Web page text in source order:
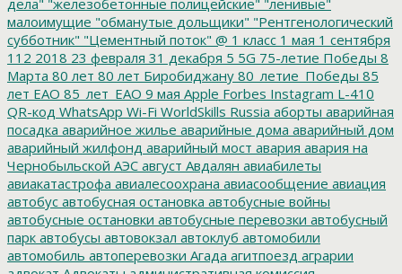
малоимущие "обманутые дольщики" "Рентгенологический
субботник" "Цементный поток" @ 1 класс 1 мая 1 сентября
112 2018 23 февраля 31 декабря 5 5G 75-летие Победы 8
Марта 80 лет 80 лет Биробиджану 80_летие_Победы 85
лет ЕАО 85_лет_ЕАО 9 мая Apple Forbes Instagram L-410
QR-код WhatsApp Wi-Fi WorldSkills Russia аборты аварийная
посадка аварийное жилье аварийные дома аварийный дом
аварийный жилфонд аварийный мост авария авария на
Чернобыльской АЭС август Авдалян авиабилеты
авиакатастрофа авиалесоохрана авиасообщение авиация
автобус автобусная остановка автобусные войны
автобусные остановки автобусные перевозки автобусный
парк автобусы автовокзал автоклуб автомобили
автомобиль автоперевозки Агада агитпоезд аграрии